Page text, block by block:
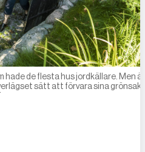
hade de flesta hus jordkällare. Men
sätt att förvara sina